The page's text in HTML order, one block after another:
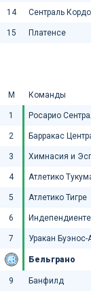
14 Сентраль
15 Платенсе
М Команды
1 Росарио
2 Барракас
3 Химнасия и
4 Атлетико
5 Атлетико Тигре
6
7 Уракан Буэнос-
Бельграно
9 Банфилд